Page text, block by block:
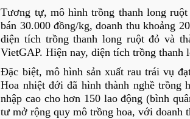
Tương tự, mô hình trồng thanh long
bán 30.000 đồng/kg, doanh thu khoảng
diện tích trồng thanh long ruột đỏ và
VietGAP. Hiện nay, diện tích trồng thanh
Đặc biệt, mô hình sản xuất rau trái vụ
Hoa nhiệt đới đã hình thành nghề trồng
nhập cao cho hơn 150 lao động (bình
tư mở rộng quy mô trồng hoa, với doanh